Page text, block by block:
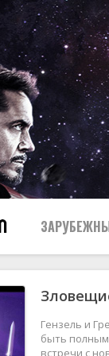
Все
2019
Гензель и
быть
встречи с